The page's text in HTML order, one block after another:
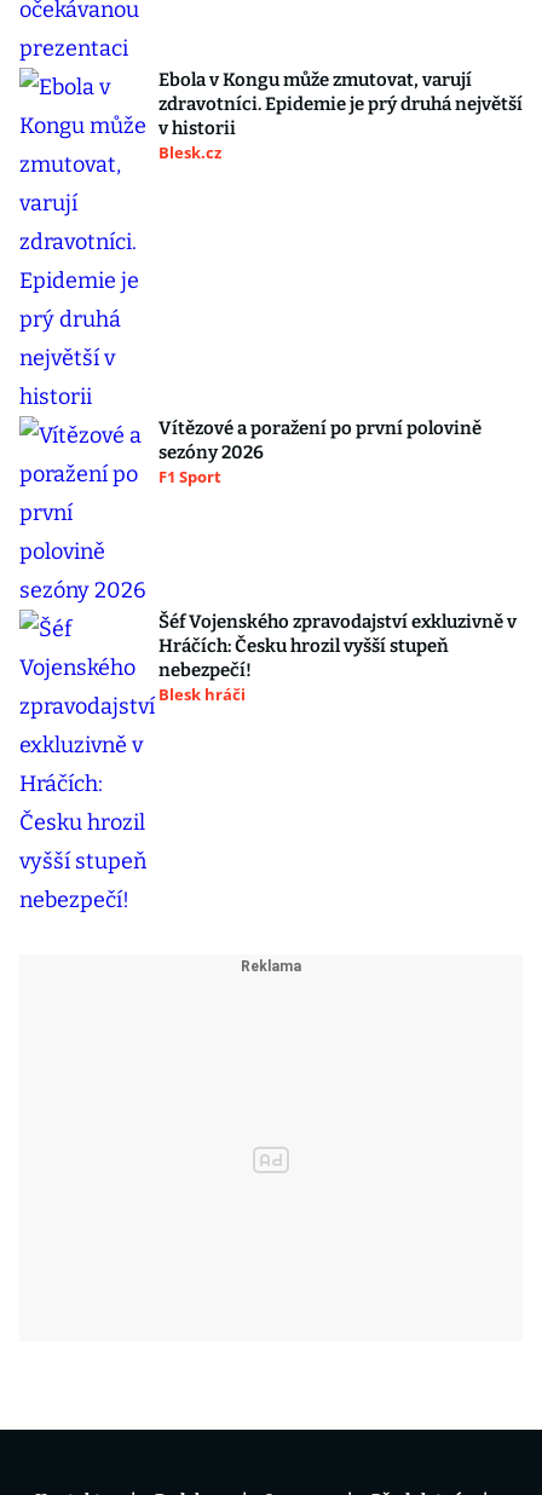
Ebola v Kongu může zmutovat, varují
zdravotníci. Epidemie je prý druhá největší
v historii
Blesk.cz
Vítězové a poražení po první polovině
sezóny 2026
F1 Sport
Šéf Vojenského zpravodajství exkluzivně v
Hráčích: Česku hrozil vyšší stupeň
nebezpečí!
Blesk hráči